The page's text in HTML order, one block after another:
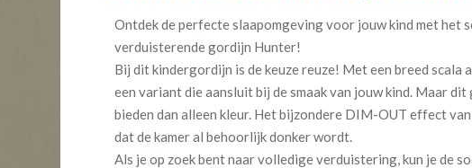
Ontdek de perfecte slaapomgeving voor jouw kind met het
verduisterende gordijn Hunter!
Bij dit kindergordijn is de keuze reuze! Met een breed scala
een variant die aansluit bij de smaak van jouw kind. Maar
bieden dan alleen kleur. Het bijzondere DIM-OUT effect
dat de kamer al behoorlijk donker wordt.
Als je op zoek bent naar volledige verduistering, kun je de